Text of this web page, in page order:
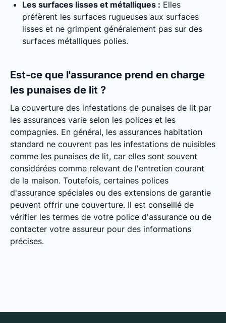
Les surfaces lisses et métalliques : Elles
préfèrent les surfaces rugueuses aux surfaces
lisses et ne grimpent généralement pas sur des
surfaces métalliques polies.
Est-ce que l'assurance prend en charge
les punaises de lit ?
La couverture des infestations de punaises de lit par
les assurances varie selon les polices et les
compagnies. En général, les assurances habitation
standard ne couvrent pas les infestations de nuisibles
comme les punaises de lit, car elles sont souvent
considérées comme relevant de l'entretien courant
de la maison. Toutefois, certaines polices
d'assurance spéciales ou des extensions de garantie
peuvent offrir une couverture. Il est conseillé de
vérifier les termes de votre police d'assurance ou de
contacter votre assureur pour des informations
précises.